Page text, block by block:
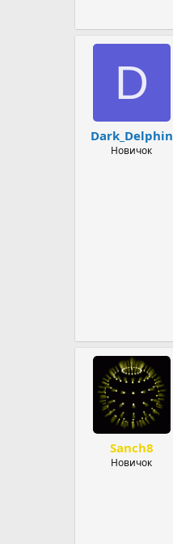
D
Dark_Delphin
Новичок
Sanch8
Новичок